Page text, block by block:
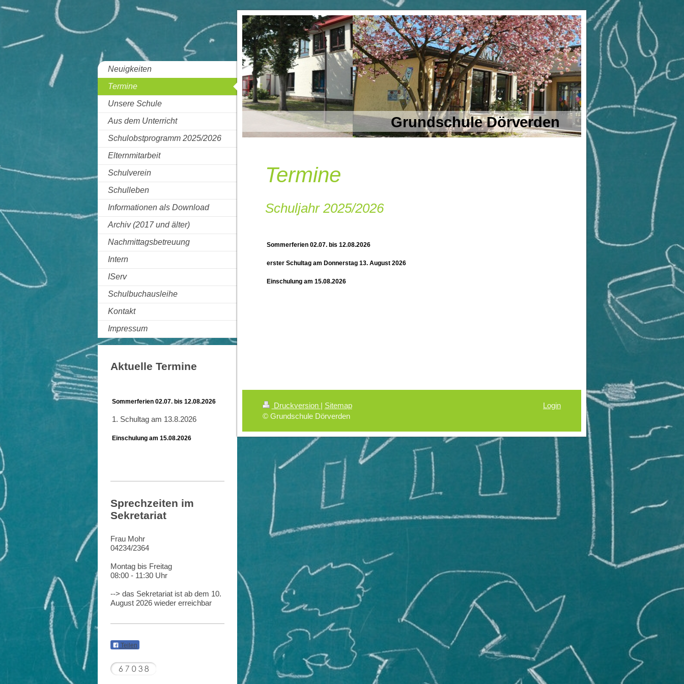
Grundschule Dörverden
Termine
Schuljahr 2025/2026
Sommerferien 02.07. bis 12.08.2026
erster Schultag am Donnerstag 13. August 2026
Einschulung am 15.08.2026
Druckversion | Sitemap
© Grundschule Dörverden
Login
Neuigkeiten
Termine
Unsere Schule
Aus dem Unterricht
Schulobstprogramm 2025/2026
Elternmitarbeit
Schulverein
Schulleben
Informationen als Download
Archiv (2017 und älter)
Nachmittagsbetreuung
Intern
IServ
Schulbuchausleihe
Kontakt
Impressum
Aktuelle Termine
Sommerferien 02.07. bis 12.08.2026
1. Schultag am 13.8.2026
Einschulung am 15.08.2026
Sprechzeiten im
Sekretariat
Frau Mohr
04234/2364
Montag bis Freitag
08:00 - 11:30 Uhr
--> das Sekretariat ist ab dem 10.
August 2026 wieder erreichbar
Teilen